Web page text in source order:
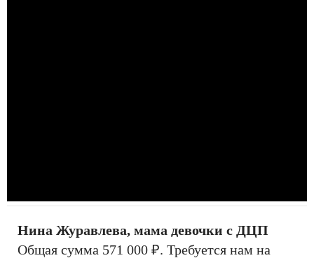
Нина Журавлева, мама девочки с ДЦП
Общая сумма 571 000 ₽. Требуется нам на